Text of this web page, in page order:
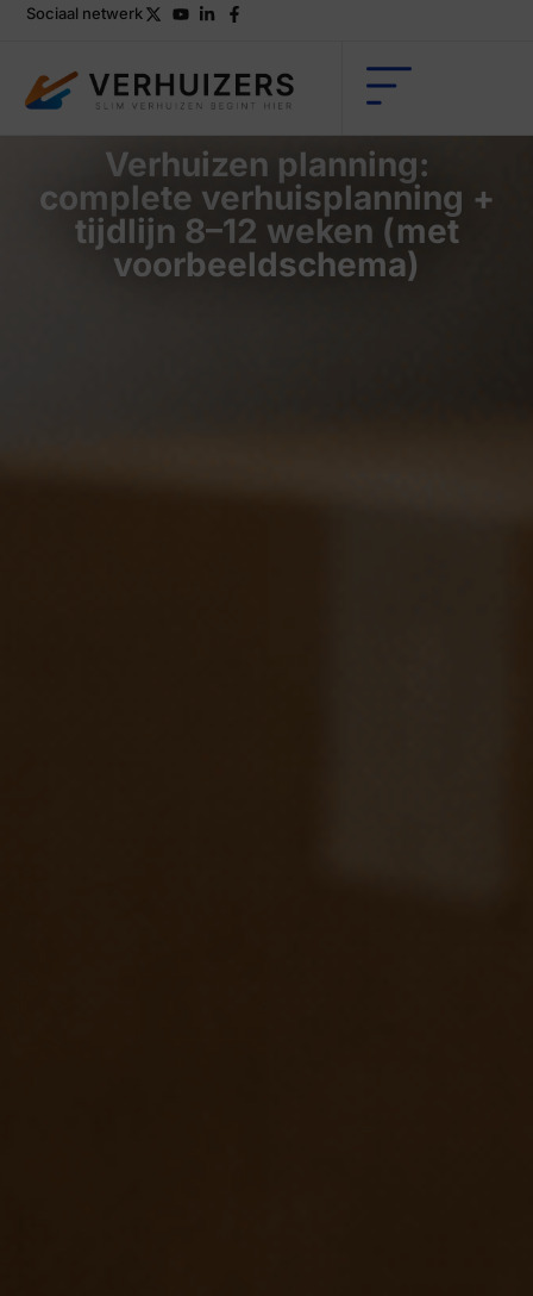
Sociaal netwerk
Verhuizen planning:
complete verhuisplanning +
tijdlijn 8–12 weken (met
voorbeeldschema)